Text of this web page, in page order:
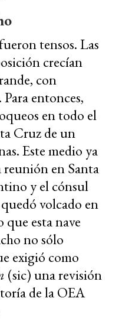
tensos. Las
crecían
con
entonces,
en todo el
Cruz de un
Este medio ya
en Santa
y el cónsul
volcado en
esta nave
no sólo
exigió como
(sic) una revisión
de la OEA